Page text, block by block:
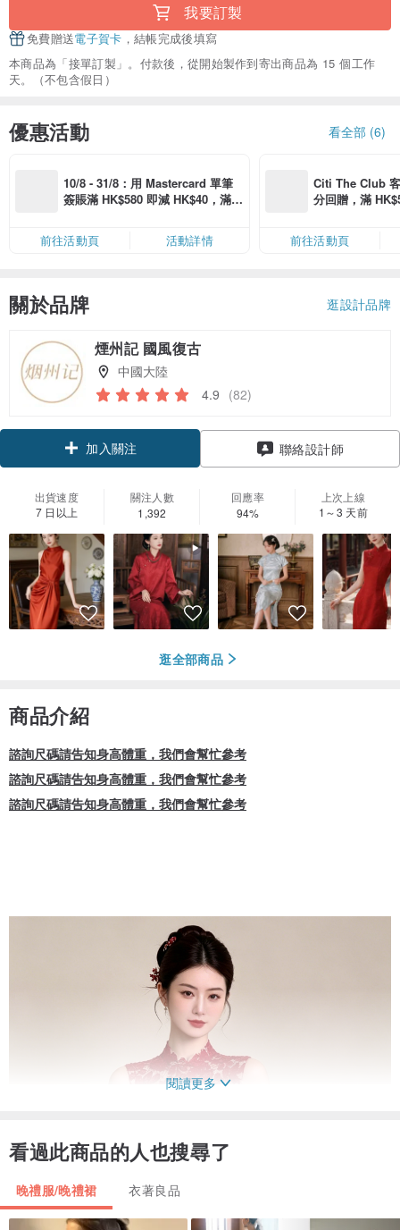
我要訂製
免費贈送電子賀卡 ，結帳完成後填寫
本商品為「接單訂製」。付款後，從開始製作到寄出商品為 15 個工作
天。（不包含假日）
優惠活動 看全部 (6)
10/8 - 31/8：用 Mastercard 單筆
簽賬滿 HK$580 即減 HK$40，滿 H
六、日滿 HK$880 即減 HK$80（名
額有限，額滿即止，僅限「常用信
前往活動頁 活動詳情
Citi The Club
分回贈，滿
前往活動頁
關於品牌 逛設計品牌
煙州記 國風復古
中國大陸
4.9 (82)
加入關注 聯絡設計師
出貨速度
7 日以上
關注人數
1,392
回應率
94%
上次上線
1～3 天前
逛全部商品
商品介紹
諮詢尺碼請告知身高體重，我們會幫忙參考
諮詢尺碼請告知身高體重，我們會幫忙參考
諮詢尺碼請告知身高體重，我們會幫忙參考
閱讀更多
看過此商品的人也搜尋了
晚禮服/晚禮裙 衣著良品